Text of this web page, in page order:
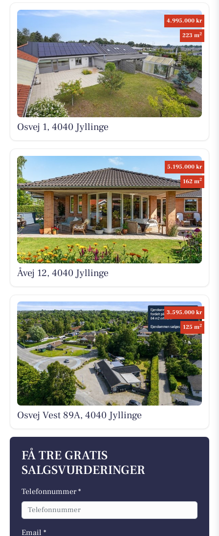
4.995.000 kr
223 m2
Osvej 1, 4040 Jyllinge
5.195.000 kr
162 m2
Åvej 12, 4040 Jyllinge
3.595.000 kr
125 m2
Osvej Vest 89A, 4040 Jyllinge
FÅ TRE GRATIS
SALGSVURDERINGER
Telefonnummer *
Email *